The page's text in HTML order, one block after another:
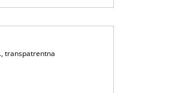
transpatrentna